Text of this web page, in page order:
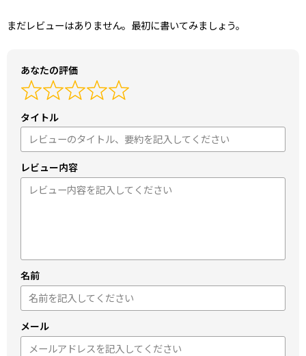
まだレビューはありません。最初に書いてみましょう。
あなたの評価
タイトル
レビュー内容
名前
メール